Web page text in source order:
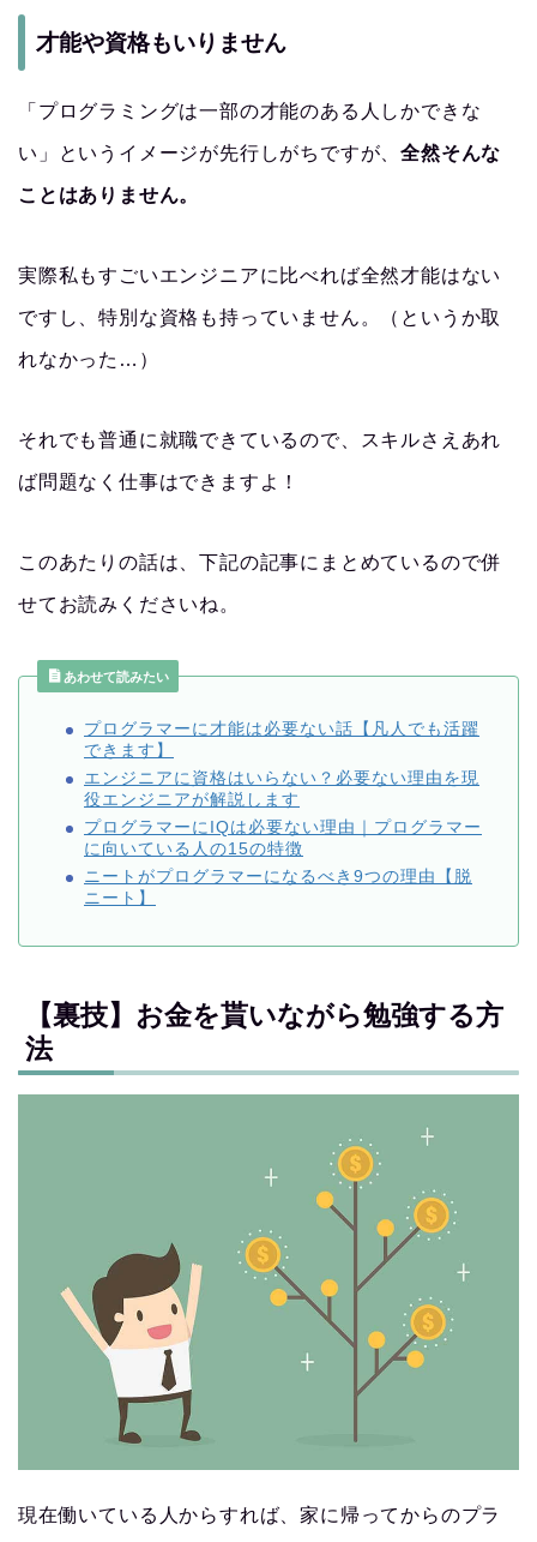
才能や資格もいりません
「プログラミングは一部の才能のある人しかできな
い」というイメージが先行しがちですが、全然そんな
ことはありません。
実際私もすごいエンジニアに比べれば全然才能はない
ですし、特別な資格も持っていません。（というか取
れなかった…）
それでも普通に就職できているので、スキルさえあれ
ば問題なく仕事はできますよ！
このあたりの話は、下記の記事にまとめているので併
せてお読みくださいね。
あわせて読みたい
プログラマーに才能は必要ない話【凡人でも活躍
できます】
エンジニアに資格はいらない？必要ない理由を現
役エンジニアが解説します
プログラマーにIQは必要ない理由｜プログラマー
に向いている人の15の特徴
ニートがプログラマーになるべき9つの理由【脱
ニート】
【裏技】お金を貰いながら勉強する方
法
現在働いている人からすれば、家に帰ってからのプラ